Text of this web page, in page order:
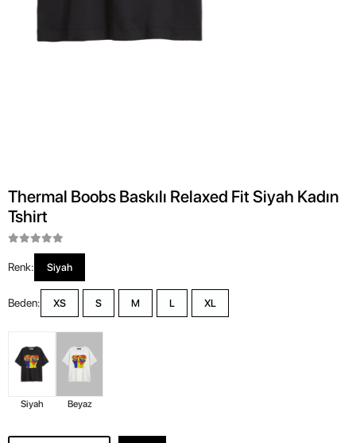
Thermal Boobs Baskılı Relaxed Fit Siyah Kadın
Tshirt
Renk: Siyah
Beden: XS S M L XL
Siyah Beyaz